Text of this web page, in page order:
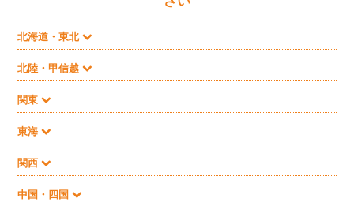
北海道・東北
北陸・甲信越
関東
東海
関西
中国・四国